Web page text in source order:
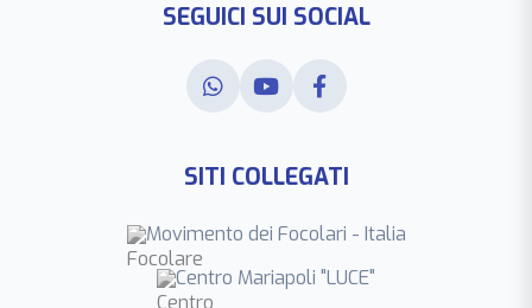
SEGUICI SUI SOCIAL
SITI COLLEGATI
Movimento dei Focolari - Italia
Centro Mariapoli "LUCE"